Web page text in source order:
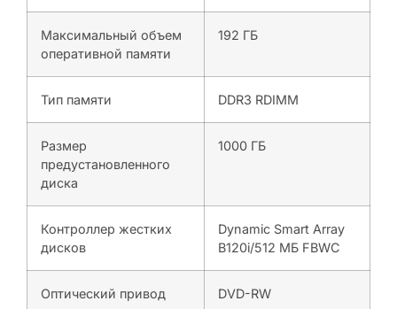
Максимальный объем
оперативной памяти
192 ГБ
Тип памяти DDR3 RDIMM
Размер
предустановленного
диска
1000 ГБ
Контроллер жестких
дисков
Dynamic Smart Array
B120i/512 МБ FBWC
Оптический привод DVD-RW